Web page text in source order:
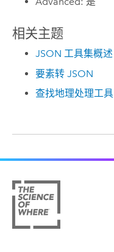
相关主题
JSON 工具集概述
要素转 JSON
查找地理处理工具